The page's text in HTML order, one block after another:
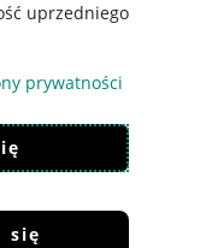
uprzedniego
prywatności
się